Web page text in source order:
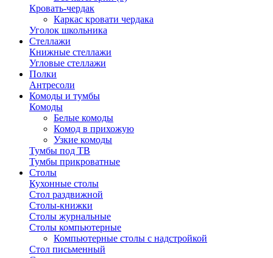
Кровать-чердак
Каркас кровати чердака
Уголок школьника
Стеллажи
Книжные стеллажи
Угловые стеллажи
Полки
Антресоли
Комоды и тумбы
Комоды
Белые комоды
Комод в прихожую
Узкие комоды
Тумбы под ТВ
Тумбы прикроватные
Столы
Кухонные столы
Стол раздвижной
Столы-книжки
Столы журнальные
Столы компьютерные
Компьютерные столы с надстройкой
Стол письменный